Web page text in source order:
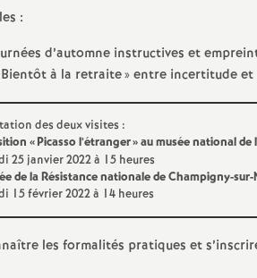
l
s
:
d’automne instructives et
Bientôt à la retraite» entre incertitude
des deux visites :
«Picasso l’étranger» au musée national de
25 janvier 2022 à 15 heures
de la Résistance nationale de Champigny-
15 février 2022 à 14 heures
les formalités pratiques et